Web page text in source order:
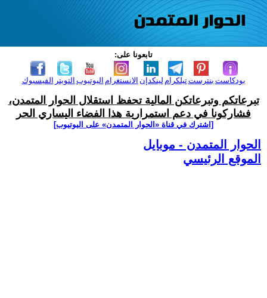
تابعونا على:
الفيسبوك التويتر اليوتيوب الانستغرام لينكدإن تيلكرامبنترست بودكاست
تبرعاتكم وتبرعاتكن المالية تحفظ استقلال الحوار المتمدن،
فشاركونا في دعم استمرارية هذا الفضاء اليساري الحر
[اشترك في قناة ‫«الحوار المتمدن» على اليوتيوب]
الحوار المتمدن - موبايل
الموقع الرئيسي